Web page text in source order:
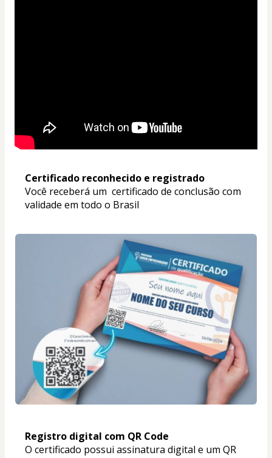
Certificado reconhecido e registrado
Você receberá um  certificado de conclusão com
validade em todo o Brasil
Registro digital com QR Code
O certificado possui assinatura digital e um QR